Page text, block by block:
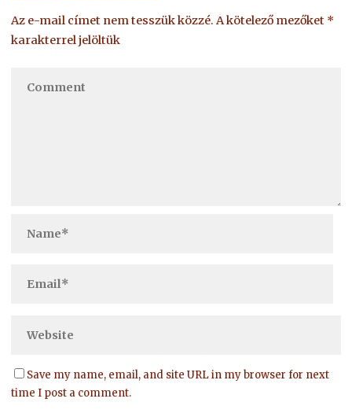
Az e-mail címet nem tesszük közzé. A kötelező mezőket *
karakterrel jelöltük
Save my name, email, and site URL in my browser for next
time I post a comment.